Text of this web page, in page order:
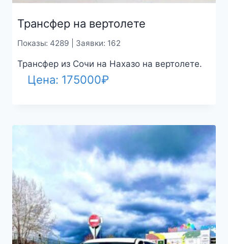
Трансфер на вертолете
Показы: 4289 | Заявки: 162
Трансфер из Сочи на Нахазо на вертолете.
Цена: 175000₽